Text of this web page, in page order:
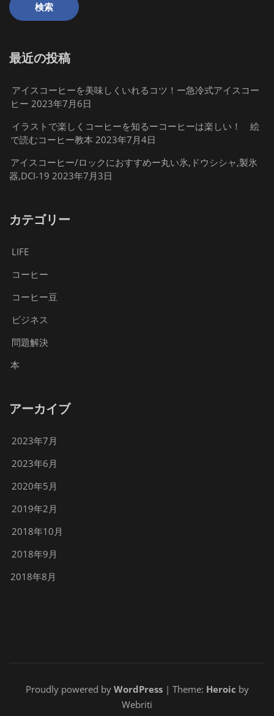
最近の投稿
アイスコーヒーを美味しくいれるコツ！ー急冷式アイスコー
ヒー 2023年7月6日
イラストで楽しくコーヒーを知るーコーヒーは楽しい！ 絵
で読むコーヒー教本 2023年7月4日
アイスコーヒー/ロックにおすすめー丸い氷,ドウシシャ,製氷
器,DCI-19 2023年7月3日
カテゴリー
LIFE
コーヒー
コーヒー豆
ビジネス
問題解決
本
アーカイブ
2023年7月
2023年6月
2020年5月
2019年2月
2018年10月
2018年9月
2018年8月
Proudly powered by WordPress| Theme: Heroic by
Webriti